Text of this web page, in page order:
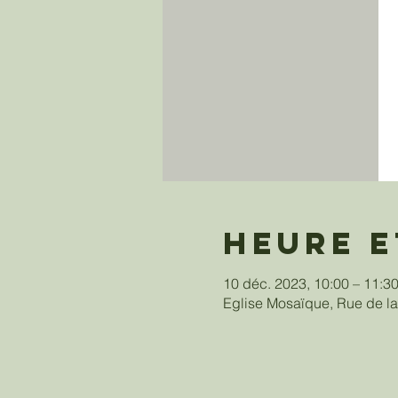
Heure
10 déc. 2023, 10:00 –
Eglise Mosaïque, Rue de